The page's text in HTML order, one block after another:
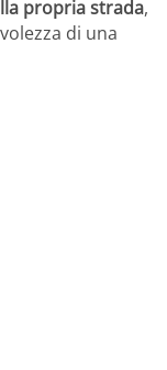
propria strada,
di una